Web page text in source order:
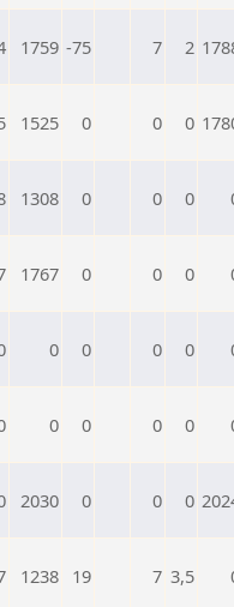
1759 -75 7 2
1525 0 0 0
1308 0 0 0
1767 0 0 0
0 0 0 0
0 0 0 0
2030 0 0 0
1238 19 7 3,5